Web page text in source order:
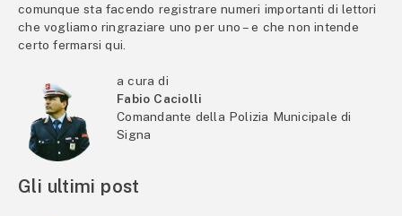
comunque sta facendo registrare numeri importanti di lettori
che vogliamo ringraziare uno per uno – e che non intende
certo fermarsi qui.
a cura di
Fabio Caciolli
Comandante della Polizia Municipale di
Signa
Gli ultimi post